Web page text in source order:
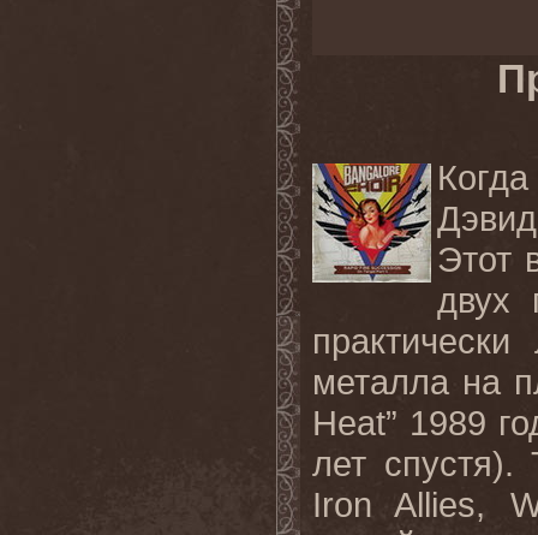
Этот
двух
металла на
Heat” 1989
лет спустя).
Iron Allies,